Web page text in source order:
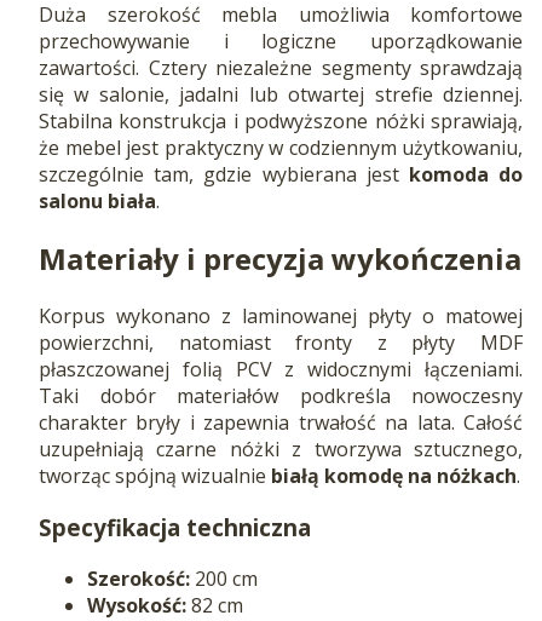
Duża szerokość mebla umożliwia komfortowe
przechowywanie i logiczne uporządkowanie
zawartości. Cztery niezależne segmenty sprawdzają
się w salonie, jadalni lub otwartej strefie dziennej.
Stabilna konstrukcja i podwyższone nóżki sprawiają,
że mebel jest praktyczny w codziennym użytkowaniu,
szczególnie tam, gdzie wybierana jest komoda do
salonu biała.
Materiały i precyzja wykończenia
Korpus wykonano z laminowanej płyty o matowej
powierzchni, natomiast fronty z płyty MDF
płaszczowanej folią PCV z widocznymi łączeniami.
Taki dobór materiałów podkreśla nowoczesny
charakter bryły i zapewnia trwałość na lata. Całość
uzupełniają czarne nóżki z tworzywa sztucznego,
tworząc spójną wizualnie białą komodę na nóżkach.
Specyfikacja techniczna
Szerokość: 200 cm
Wysokość:82 cm